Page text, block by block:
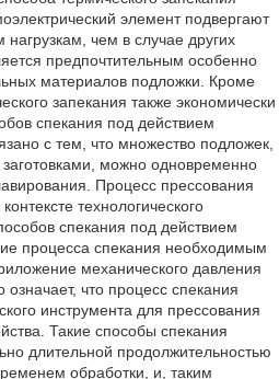
элемент подвергают
чем в случае других
предпочтительным особенно
материалов подложки. Кроме
запекания также экономически
спекания под действием
с тем, что множество подложек,
можно одновременно
Процесс прессования
технологического
спекания под действием
процесса спекания необходимым
механического давления
означает, что процесс спекания
инструмента для прессования
Такие способы спекания
длительной продолжительностью
обработки, и, таким